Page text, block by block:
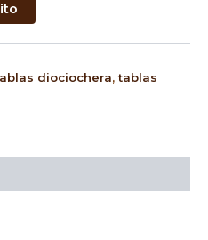
diociochera,tablas